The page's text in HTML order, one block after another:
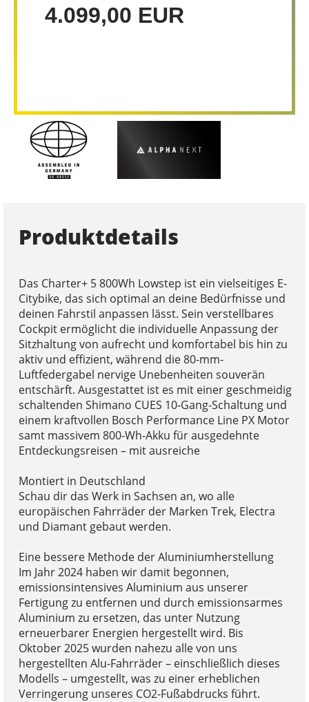
4.099,00 EUR
Produktdetails
Das Charter+ 5 800Wh Lowstep ist ein vielseitiges E-
Citybike, das sich optimal an deine Bedürfnisse und
deinen Fahrstil anpassen lässt. Sein verstellbares
Cockpit ermöglicht die individuelle Anpassung der
Sitzhaltung von aufrecht und komfortabel bis hin zu
aktiv und effizient, während die 80-mm-
Luftfedergabel nervige Unebenheiten souverän
entschärft. Ausgestattet ist es mit einer geschmeidig
schaltenden Shimano CUES 10-Gang-Schaltung und
einem kraftvollen Bosch Performance Line PX Motor
samt massivem 800-Wh-Akku für ausgedehnte
Entdeckungsreisen – mit ausreiche
Montiert in Deutschland
Schau dir das Werk in Sachsen an, wo alle
europäischen Fahrräder der Marken Trek, Electra
und Diamant gebaut werden.
Eine bessere Methode der Aluminiumherstellung
Im Jahr 2024 haben wir damit begonnen,
emissionsintensives Aluminium aus unserer
Fertigung zu entfernen und durch emissionsarmes
Aluminium zu ersetzen, das unter Nutzung
erneuerbarer Energien hergestellt wird. Bis
Oktober 2025 wurden nahezu alle von uns
hergestellten Alu-Fahrräder – einschließlich dieses
Modells – umgestellt, was zu einer erheblichen
Verringerung unseres CO2-Fußabdrucks führt.